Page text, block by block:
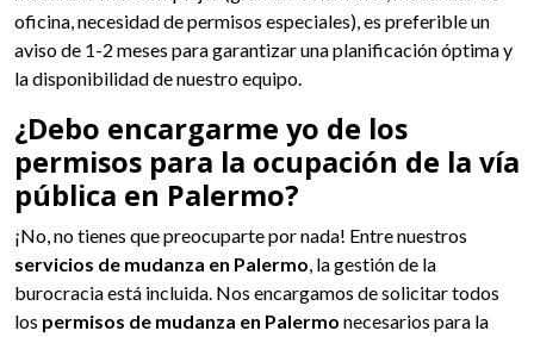
oficina, necesidad de permisos especiales), es preferible un
aviso de 1-2 meses para garantizar una planificación óptima y
la disponibilidad de nuestro equipo.
¿Debo encargarme yo de los
permisos para la ocupación de la vía
pública en Palermo?
¡No, no tienes que preocuparte por nada! Entre nuestros
servicios de mudanza en Palermo, la gestión de la
burocracia está incluida. Nos encargamos de solicitar todos
los permisos de mudanza en Palermo necesarios para la